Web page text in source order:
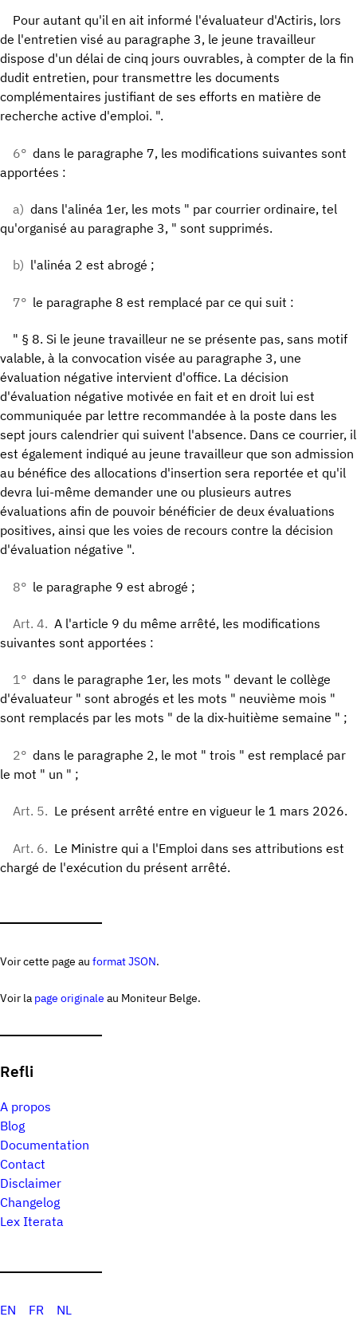
Pour autant qu'il en ait informé l'évaluateur d'Actiris, lors
de l'entretien visé au paragraphe 3, le jeune travailleur
dispose d'un délai de cinq jours ouvrables, à compter de la fin
dudit entretien, pour transmettre les documents
complémentaires justifiant de ses efforts en matière de
recherche active d'emploi. ".
6° dans le paragraphe 7, les modifications suivantes sont
apportées :
a) dans l'alinéa 1er, les mots " par courrier ordinaire, tel
qu'organisé au paragraphe 3, " sont supprimés.
b) l'alinéa 2 est abrogé ;
7° le paragraphe 8 est remplacé par ce qui suit :
" § 8. Si le jeune travailleur ne se présente pas, sans motif
valable, à la convocation visée au paragraphe 3, une
évaluation négative intervient d'office. La décision
d'évaluation négative motivée en fait et en droit lui est
communiquée par lettre recommandée à la poste dans les
sept jours calendrier qui suivent l'absence. Dans ce courrier, il
est également indiqué au jeune travailleur que son admission
au bénéfice des allocations d'insertion sera reportée et qu'il
devra lui-même demander une ou plusieurs autres
évaluations afin de pouvoir bénéficier de deux évaluations
positives, ainsi que les voies de recours contre la décision
d'évaluation négative ".
8° le paragraphe 9 est abrogé ;
Art. 4. A l'article 9 du même arrêté, les modifications
suivantes sont apportées :
1° dans le paragraphe 1er, les mots " devant le collège
d'évaluateur " sont abrogés et les mots " neuvième mois "
sont remplacés par les mots " de la dix-huitième semaine " ;
2° dans le paragraphe 2, le mot " trois " est remplacé par
le mot " un " ;
Art. 5. Le présent arrêté entre en vigueur le 1 mars 2026.
Art. 6. Le Ministre qui a l'Emploi dans ses attributions est
chargé de l'exécution du présent arrêté.
Voir cette page au format JSON.
Voir la page originale au Moniteur Belge.
Refli
A propos
Blog
Documentation
Contact
Disclaimer
Changelog
Lex Iterata
EN FR NL